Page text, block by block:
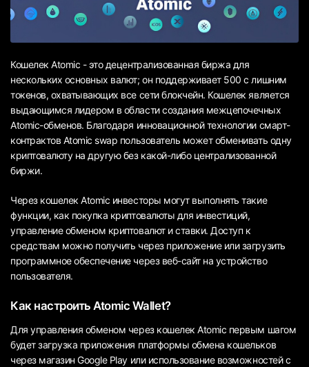
Кошелек Atomic - это децентрализованная биржа для
нескольких основных валют; он поддерживает 500 с лишним
токенов, охватывающих все сети блокчейн. Кошелек является
выдающимся лидером в области создания межцепочечных
Atomic-обменов. Благодаря инновационной технологии смарт-
контрактов Atomic swap пользователь может обменивать одну
криптовалюту на другую без какой-либо централизованной
биржи.
Через кошелек Atomic инвесторы могут выполнять такие
функции, как покупка криптовалюты для инвестиций,
управление обменом криптовалют и ставки. Доступ к
средствам можно получить через приложение или загрузить
программное обеспечение через веб-сайт на устройство
пользователя.
Как настроить Atomic Wallet?
Для управления обменом через кошелек Atomic первым шагом
будет загрузка приложения платформы обмена кошельков
через магазин Google Play или использование возможностей с